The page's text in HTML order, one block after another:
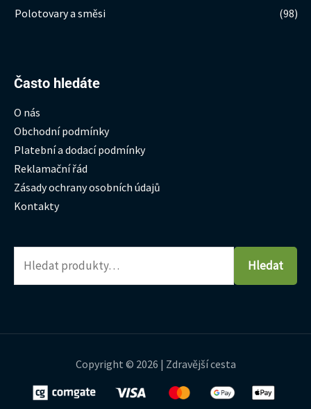
Polotovary a směsi
(98)
Často hledáte
O nás
Obchodní podmínky
Platební a dodací podmínky
Reklamační řád
Zásady ochrany osobních údajů
Kontakty
Hledat:
Hledat
Copyright © 2026 | Zdravější cesta